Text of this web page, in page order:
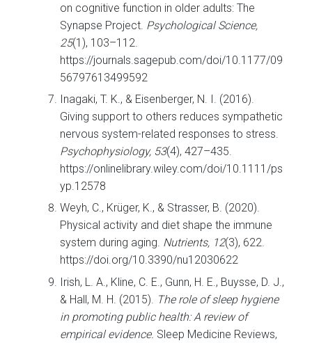
on cognitive function in older adults: The
Synapse Project. Psychological Science,
25(1), 103–112.
https://journals.sagepub.com/doi/10.1177/09
56797613499592
Inagaki, T. K., & Eisenberger, N. I. (2016).
Giving support to others reduces sympathetic
nervous system-related responses to stress.
Psychophysiology, 53(4), 427–435.
https://onlinelibrary.wiley.com/doi/10.1111/ps
yp.12578
Weyh, C., Krüger, K., & Strasser, B. (2020).
Physical activity and diet shape the immune
system during aging. Nutrients, 12(3), 622.
https://doi.org/10.3390/nu12030622
Irish, L. A., Kline, C. E., Gunn, H. E., Buysse, D. J.,
& Hall, M. H. (2015). The role of sleep hygiene
in promoting public health: A review of
empirical evidence. Sleep Medicine Reviews,